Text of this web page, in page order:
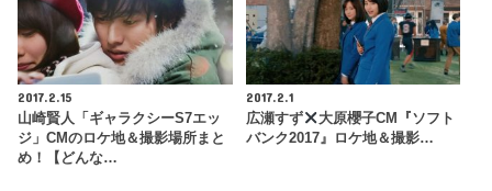
2017.2.15
山崎賢人「ギャラクシーS7エッ
ジ」CMのロケ地＆撮影場所まと
め！【どんな…
2017.2.1
広瀬すず
大原櫻子CM『ソフト
バンク2017』ロケ地＆撮影…